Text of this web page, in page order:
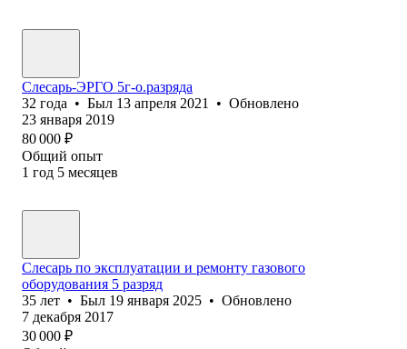
Слесарь-ЭРГО 5г-о.разряда
32 года • Был 13 апреля 2021 • Обновлено
23 января 2019
80 000 ₽
Общий опыт
1 год 5 месяцев
Слесарь по эксплуатации и ремонту газового
оборудования 5 разряд
35 лет • Был 19 января 2025 • Обновлено
7 декабря 2017
30 000 ₽